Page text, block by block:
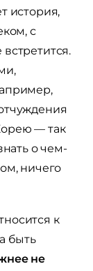
история,
с
— так
о чем-
ничего
к
быть
не